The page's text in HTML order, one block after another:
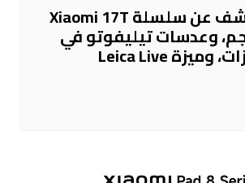
شاومي تكشف عن سلسلة Xiaomi 17T
وعدسات تيليفوتو في
جميع الطرازات، وميزة Leica Live